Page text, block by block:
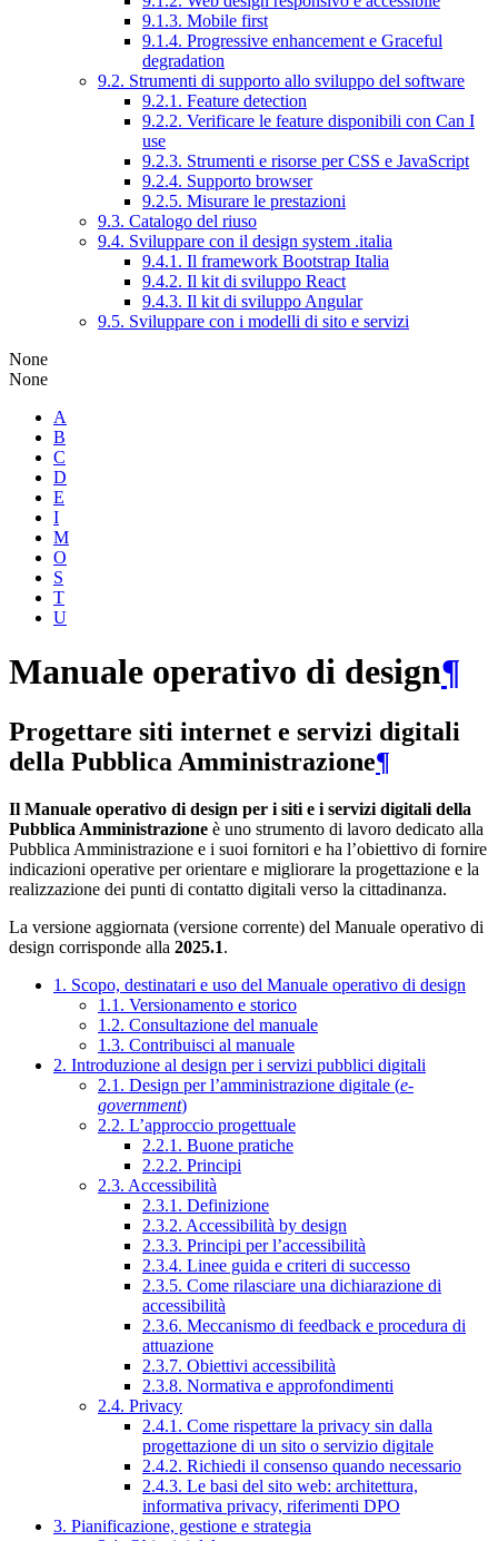
9.1.3. Mobile first
9.1.4. Progressive enhancement e Graceful
degradation
9.2. Strumenti di supporto allo sviluppo del software
9.2.1. Feature detection
9.2.2. Verificare le feature disponibili con Can I
use
9.2.3. Strumenti e risorse per CSS e JavaScript
9.2.4. Supporto browser
9.2.5. Misurare le prestazioni
9.3. Catalogo del riuso
9.4. Sviluppare con il design system .italia
9.4.1. Il framework Bootstrap Italia
9.4.2. Il kit di sviluppo React
9.4.3. Il kit di sviluppo Angular
9.5. Sviluppare con i modelli di sito e servizi
None
None
A
B
C
D
E
I
M
O
S
T
U
Manuale operativo di design¶
Progettare siti internet e servizi digitali
della Pubblica Amministrazione¶
Il Manuale operativo di design per i siti e i servizi digitali della
Pubblica Amministrazione è uno strumento di lavoro dedicato alla
Pubblica Amministrazione e i suoi fornitori e ha l’obiettivo di fornire
indicazioni operative per orientare e migliorare la progettazione e la
realizzazione dei punti di contatto digitali verso la cittadinanza.
La versione aggiornata (versione corrente) del Manuale operativo di
design corrisponde alla 2025.1.
1. Scopo, destinatari e uso del Manuale operativo di design
1.1. Versionamento e storico
1.2. Consultazione del manuale
1.3. Contribuisci al manuale
2. Introduzione al design per i servizi pubblici digitali
2.1. Design per l’amministrazione digitale (e-
government)
2.2. L’approccio progettuale
2.2.1. Buone pratiche
2.2.2. Principi
2.3. Accessibilità
2.3.1. Definizione
2.3.2. Accessibilità by design
2.3.3. Principi per l’accessibilità
2.3.4. Linee guida e criteri di successo
2.3.5. Come rilasciare una dichiarazione di
accessibilità
2.3.6. Meccanismo di feedback e procedura di
attuazione
2.3.7. Obiettivi accessibilità
2.3.8. Normativa e approfondimenti
2.4. Privacy
2.4.1. Come rispettare la privacy sin dalla
progettazione di un sito o servizio digitale
2.4.2. Richiedi il consenso quando necessario
2.4.3. Le basi del sito web: architettura,
informativa privacy, riferimenti DPO
3. Pianificazione, gestione e strategia